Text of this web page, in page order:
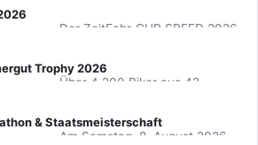
ausverkauft aber…
Der ZeitFahr-CUP SPEED 2026
Zeitfahrbegeisterte.
Trophy 2026
Über 4.200 Biker aus 42
Stimmung, die ihresgleichen
& Staatsmeisterschaft
Am Samstag, 8. August 2026,